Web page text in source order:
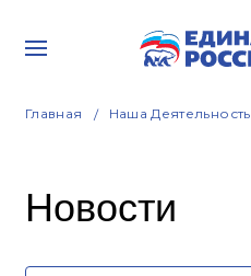
Главная Наша Деятельность
Новости